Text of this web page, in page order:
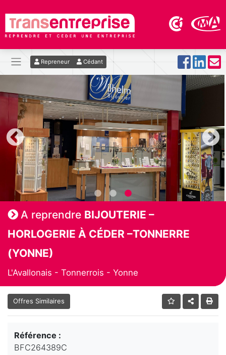
Repreneur Cédant
A reprendre BIJOUTERIE –
HORLOGERIE À CÉDER –TONNERRE
(YONNE)
L'Avallonais - Tonnerrois - Yonne
Offres Similaires
Référence :
BFC264389C